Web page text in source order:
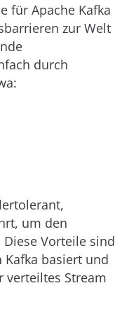
für Apache Kafka
zur Welt
durch
um den
Vorteile sind
Kafka basiert und
verteiltes Stream